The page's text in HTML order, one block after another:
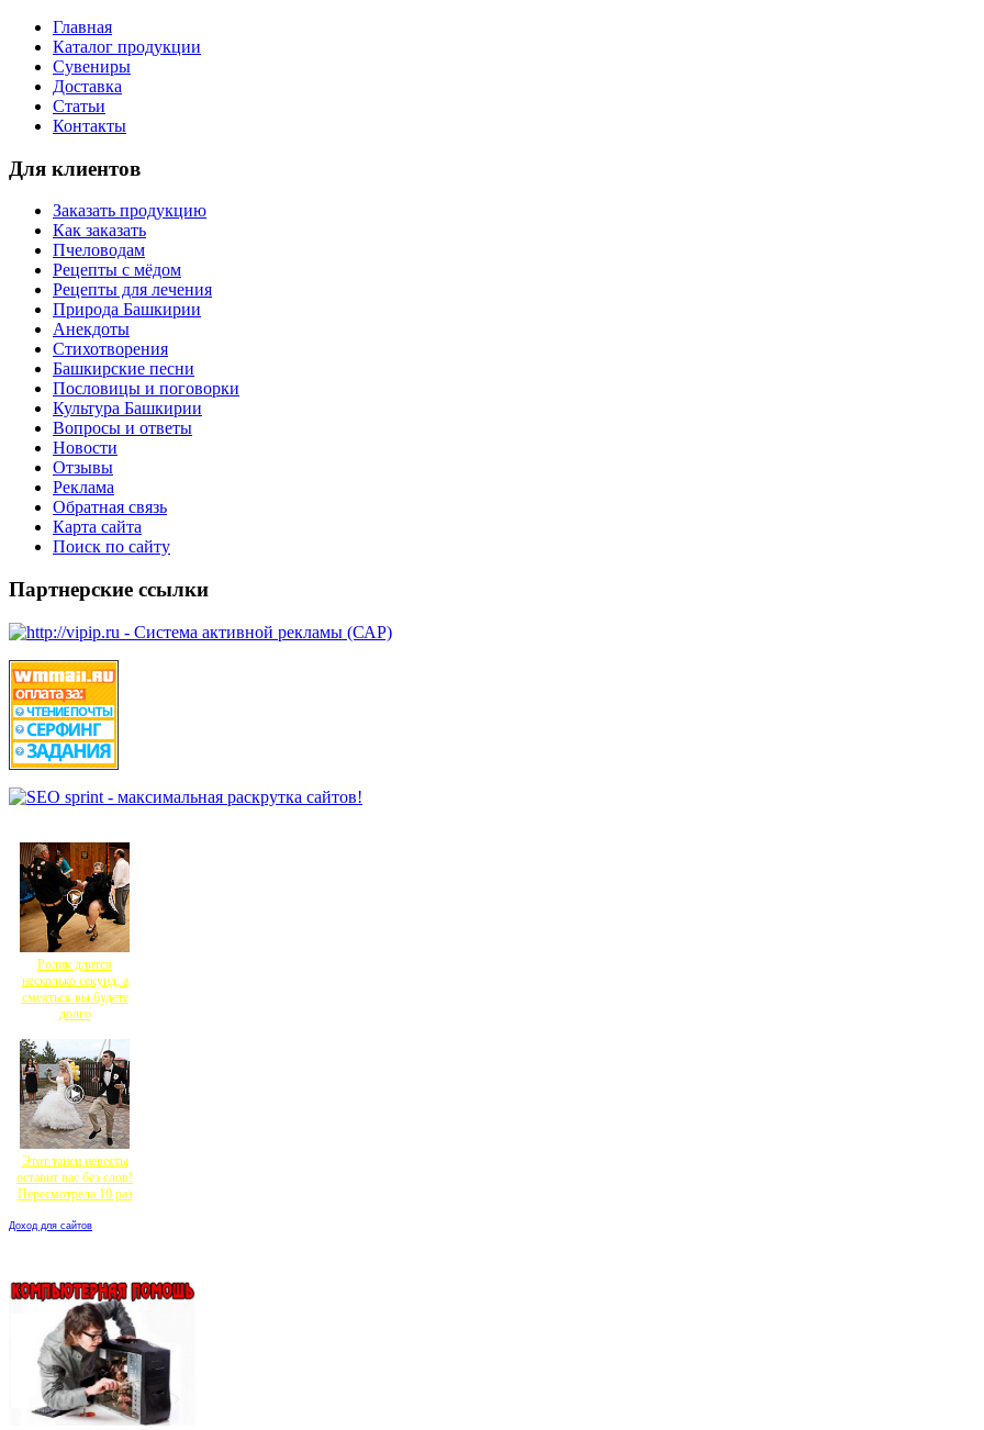
Главная
Каталог продукции
Сувениры
Доставка
Статьи
Контакты
Для клиентов
Заказать продукцию
Как заказать
Пчеловодам
Рецепты с мёдом
Рецепты для лечения
Природа Башкирии
Анекдоты
Стихотворения
Башкирские песни
Пословицы и поговорки
Культура Башкирии
Вопросы и ответы
Новости
Отзывы
Реклама
Обратная связь
Карта сайта
Поиск по сайту
Партнерские ссылки
Ролик длится
несколько секунд, а
смеяться вы будете
долго
Этот танец невесты
оставит вас без слов!
Пересмотрела 10 раз
Доход для сайтов